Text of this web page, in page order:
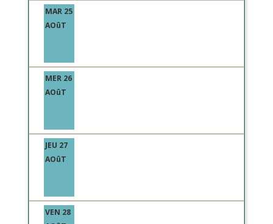
MAR 25
AOûT
MER 26
AOûT
JEU 27
AOûT
VEN 28